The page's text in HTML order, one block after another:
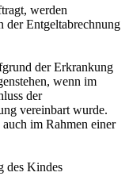
werden
der Entgeltabrechnung
der Erkrankung
wenn im
der
vereinbart wurde.
im Rahmen einer
des Kindes